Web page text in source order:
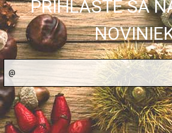
PRIHLÁSTE SA